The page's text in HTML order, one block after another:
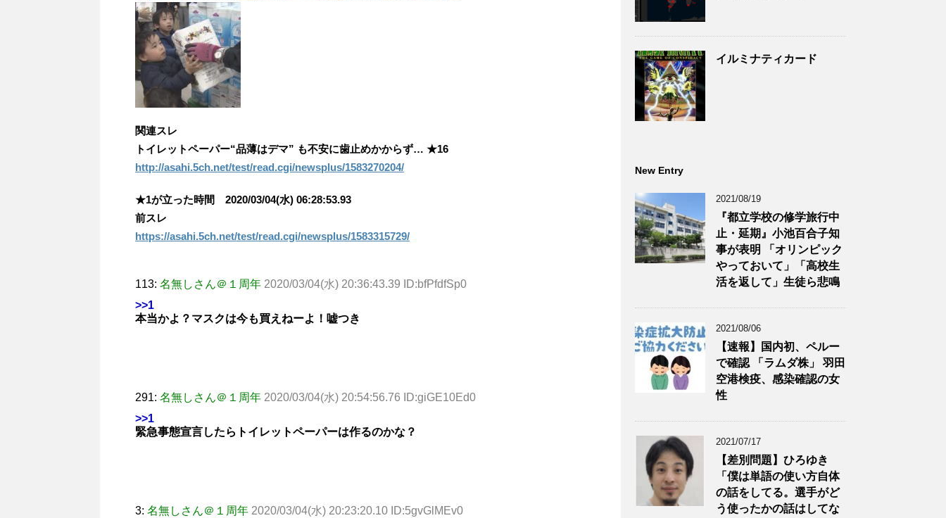
関連スレ
トイレットペーパー“品薄はデマ” も不安に歯止めかからず… ★16
http://asahi.5ch.net/test/read.cgi/newsplus/1583270204/
★1が立った時間 2020/03/04(水) 06:28:53.93
前スレ
https://asahi.5ch.net/test/read.cgi/newsplus/1583315729/
113: 名無しさん＠１周年 2020/03/04(水) 20:36:43.39 ID:bfPfdfSp0
>>1
本当かよ？マスクは今も買えねーよ！嘘つき
291: 名無しさん＠１周年 2020/03/04(水) 20:54:56.76 ID:giGE10Ed0
>>1
緊急事態宣言したらトイレットペーパーは作るのかな？
3: 名無しさん＠１周年 2020/03/04(水) 20:23:20.10 ID:5gvGlMEv0
イルミナティカード
New Entry
2021/08/19
『都立学校の修学旅行中
止・延期』小池百合子知
事が表明 「オリンピック
やっておいて」「高校生
活を返して」生徒ら悲鳴
2021/08/06
【速報】国内初、ペルー
で確認 「ラムダ株」 羽田
空港検疫、感染確認の女
性
2021/07/17
【差別問題】ひろゆき
「僕は単語の使い方自体
の話をしてる。選手がど
う使ったかの話はしてな